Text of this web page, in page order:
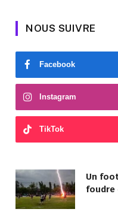
NOUS SUIVRE
Facebook
Instagram
TikTok
Un
foudre